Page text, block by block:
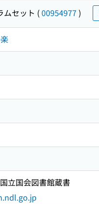
ムセット (00954977 )
立国会図書館蔵書